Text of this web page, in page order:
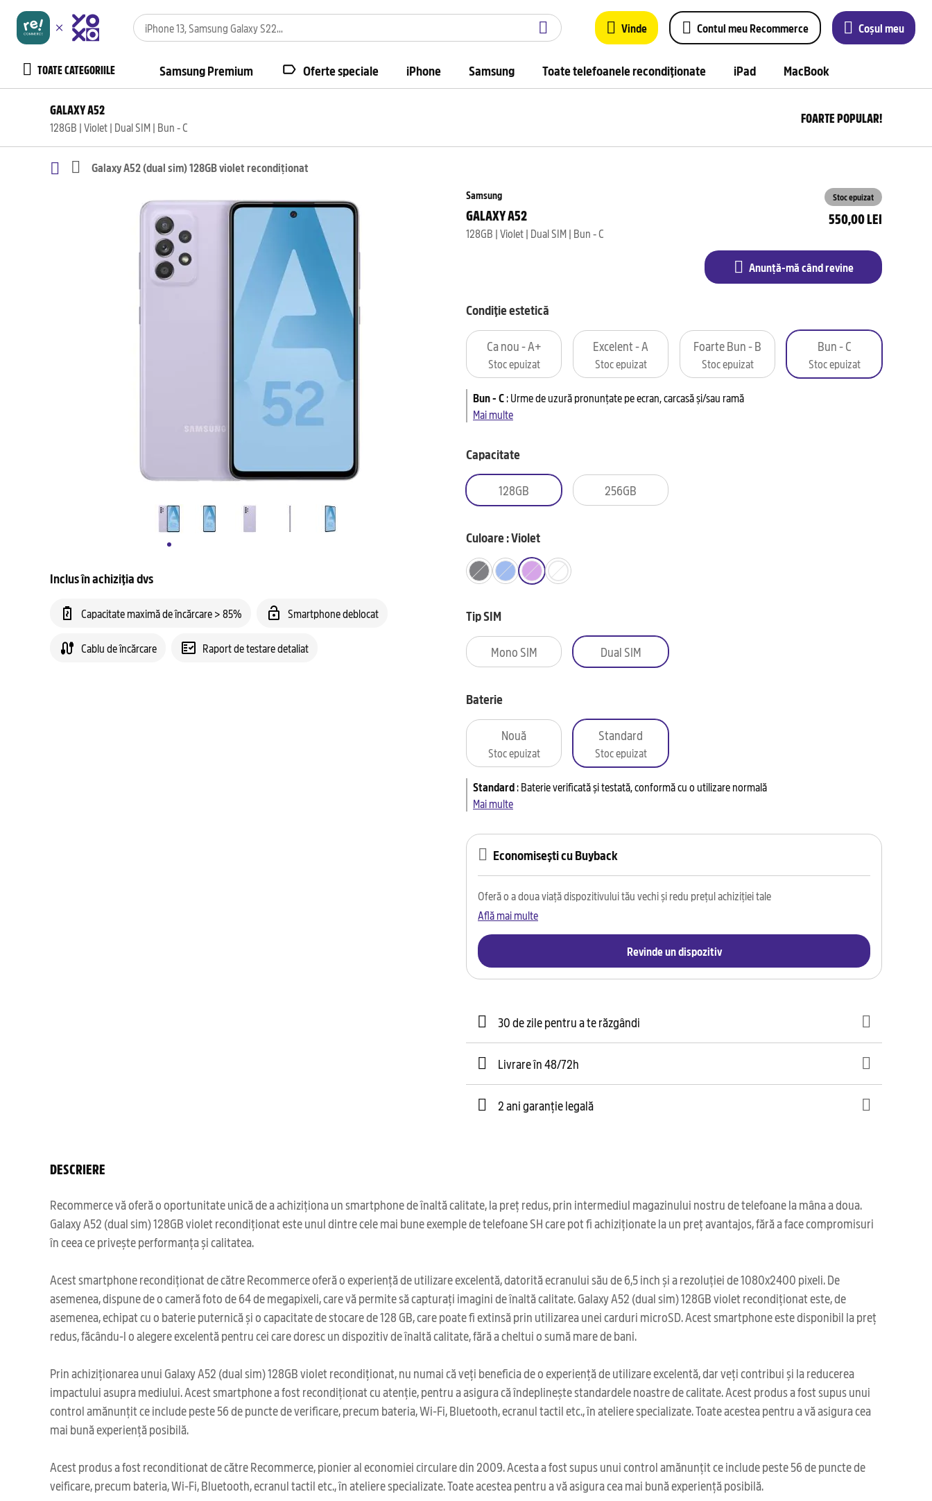
Vinde Contul meu Recommerce Coșul meu
TOATE CATEGORIILE Samsung Premium Oferte speciale iPhone Samsung Toate telefoanele recondiționate iPad MacBook
GALAXY A52
128GB | Violet | Dual SIM | Bun - C
FOARTE POPULAR!
Galaxy A52 (dual sim) 128GB violet recondiționat
Samsung
GALAXY A52
128GB | Violet | Dual SIM | Bun - C
Stoc epuizat
Inclus în achiziția dvs
Capacitate maximă de încărcare > 85% Smartphone deblocat
Cablu de încărcare Raport de testare detaliat
550,00 LEI
Anunță-mă când revine
Condiție estetică
Ca nou - A+
Stoc epuizat
Excelent - A
Stoc epuizat
Foarte Bun - B
Stoc epuizat
Bun - C
Stoc epuizat
Bun - C:Urme de uzură pronunțate pe ecran, carcasă și/sau ramă
Mai multe
Capacitate
128GB 256GB
Culoare : Violet
Tip SIM
Mono SIM Dual SIM
Baterie
Nouă
Stoc epuizat
Standard
Stoc epuizat
Standard:Baterie verificată și testată, conformă cu o utilizare normală
Mai multe
Economisești cu Buyback
Oferă o a doua viață dispozitivului tău vechi și redu prețul achiziției tale
Află mai multe
Revinde un dispozitiv
30 de zile pentru a te răzgândi
Livrare în 48/72h
2 ani garanție legală
DESCRIERE
Recommerce vă oferă o oportunitate unică de a achiziționa un smartphone de înaltă calitate, la preț redus, prin intermediul magazinului nostru de telefoane la mâna a doua.
Galaxy A52 (dual sim) 128GB violet recondiționat este unul dintre cele mai bune exemple de telefoane SH care pot fi achiziționate la un preț avantajos, fără a face compromisuri
în ceea ce privește performanța și calitatea.
Acest smartphone recondiționat de către Recommerce oferă o experiență de utilizare excelentă, datorită ecranului său de 6,5 inch și a rezoluției de 1080x2400 pixeli. De
asemenea, dispune de o cameră foto de 64 de megapixeli, care vă permite să capturați imagini de înaltă calitate. Galaxy A52 (dual sim) 128GB violet recondiționat este, de
asemenea, echipat cu o baterie puternică și o capacitate de stocare de 128 GB, care poate fi extinsă prin utilizarea unei carduri microSD. Acest smartphone este disponibil la preț
redus, făcându-l o alegere excelentă pentru cei care doresc un dispozitiv de înaltă calitate, fără a cheltui o sumă mare de bani.
Prin achiziționarea unui Galaxy A52 (dual sim) 128GB violet recondiționat, nu numai că veți beneficia de o experiență de utilizare excelentă, dar veți contribui și la reducerea
impactului asupra mediului. Acest smartphone a fost recondiționat cu atenție, pentru a asigura că îndeplinește standardele noastre de calitate. Acest produs a fost supus unui
control amănunțit ce include peste 56 de puncte de verificare, precum bateria, Wi-Fi, Bluetooth, ecranul tactil etc., în ateliere specializate. Toate acestea pentru a vă asigura cea
mai bună experiență posibilă.
Acest produs a fost reconditionat de către Recommerce, pionier al economiei circulare din 2009. Acesta a fost supus unui control amănunțit ce include peste 56 de puncte de
veificare, precum bateria, Wi-Fi, Bluetooth, ecranul tactil etc., în ateliere specializate. Toate acestea pentru a vă asigura cea mai bună experiență posibilă.